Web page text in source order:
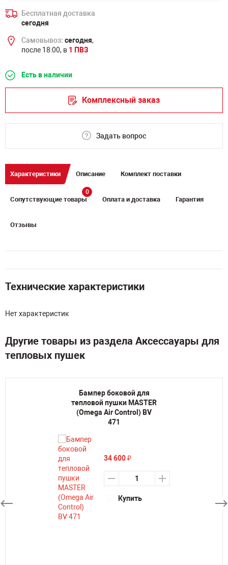
Бесплатная доставка
сегодня
Самовывоз: сегодня,
после 18:00, в 1 ПВЗ
Есть в наличии
Комплексный заказ
Задать вопрос
Характеристики Описание Комплект поставки
Сопутствующие товары
0
Оплата и доставка Гарантия
Отзывы
Технические характеристики
Нет характеристик
Другие товары из раздела Аксессауары для
тепловых пушек
Бампер боковой для
тепловой пушки MASTER
(Omega Air Control) BV
471
34 600₽
Купить